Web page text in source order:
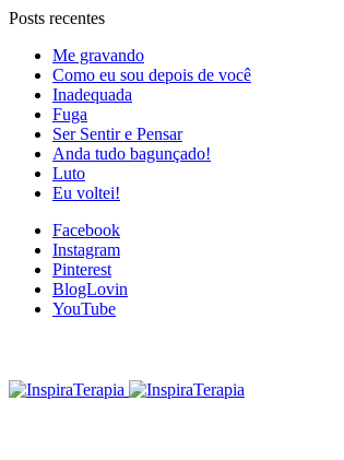
Posts recentes
Me gravando
Como eu sou depois de você
Inadequada
Fuga
Ser Sentir e Pensar
Anda tudo bagunçado!
Luto
Eu voltei!
Facebook
Instagram
Pinterest
BlogLovin
YouTube